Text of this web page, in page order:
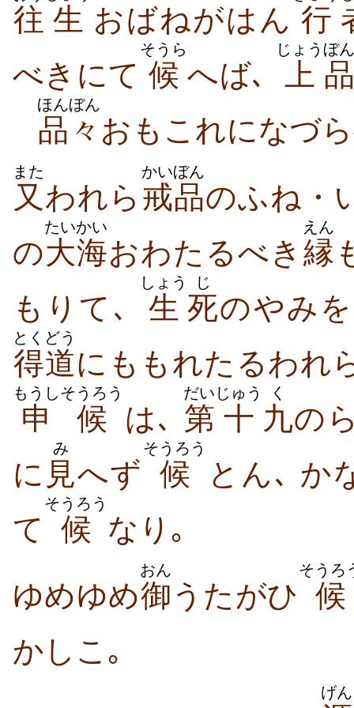
往 生 おばねがはん 行
べきにて 候
そうら
へば､ 上
じょう
品
ぼん
品々
ほんぼん
おもこれになづ
又
また
われら 戒品
かいぼん
のふね・
の大海
たいかい
おわたるべき 縁
えん
もりて､
生
しょう
死
じ
のやみ
得道
とくどう
にももれたるわれ
申
もうし
候
そうろう
は､ 第
だい
十
じゅう
九
く
の
に 見
み
へず 候
そうろう
とん､ か
て
候
そうろう
なり｡
ゆめゆめ御
おん
うたがひ 候
そうろ
かしこ｡
げ